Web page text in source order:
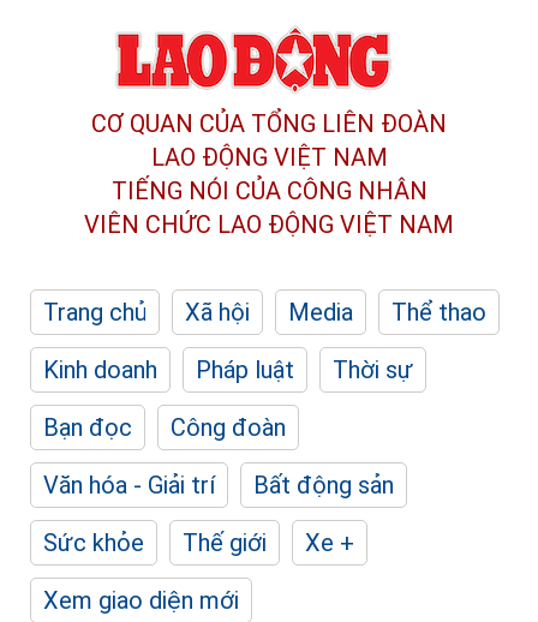
CƠ QUAN CỦA TỔNG LIÊN ĐOÀN
LAO ĐỘNG VIỆT NAM
TIẾNG NÓI CỦA CÔNG NHÂN
VIÊN CHỨC LAO ĐỘNG VIỆT NAM
Trang chủ Xã hội Media
Thể thao
Kinh doanh
Pháp luật
Thời sự
Bạn đọc
Công đoàn
Văn hóa - Giải trí
Bất động sản
Sức khỏe
Thế giới
Xe +
Xem giao diện mới